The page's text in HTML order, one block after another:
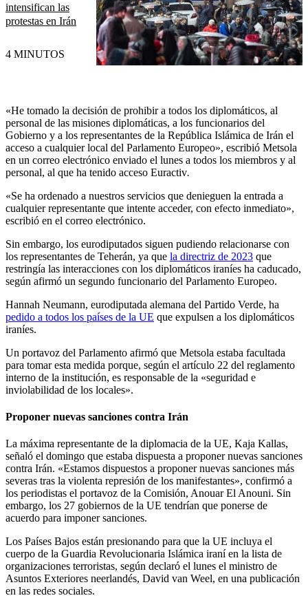
intensifican las
protestas en Irán
4 MINUTOS
«He tomado la decisión de prohibir a todos los diplomáticos, al
personal de las misiones diplomáticas, a los funcionarios del
Gobierno y a los representantes de la República Islámica de Irán el
acceso a cualquier local del Parlamento Europeo», escribió Metsola
en un correo electrónico enviado el lunes a todos los miembros y al
personal, al que ha tenido acceso Euractiv.
«Se ha ordenado a nuestros servicios que denieguen la entrada a
cualquier representante que intente acceder, con efecto inmediato»,
escribió en el correo electrónico.
Sin embargo, los eurodiputados siguen pudiendo relacionarse con
los representantes de Teherán, ya que la directriz de 2023 que
restringía las interacciones con los diplomáticos iraníes ha caducado,
según afirmó un segundo funcionario del Parlamento Europeo.
Hannah Neumann, eurodiputada alemana del Partido Verde, ha
pedido a todos los países de la UE que expulsen a los diplomáticos
iraníes.
Un portavoz del Parlamento afirmó que Metsola estaba facultada
para tomar esta medida porque, según el artículo 22 del reglamento
interno de la institución, es responsable de la «seguridad e
inviolabilidad de los locales».
Proponer nuevas sanciones contra Irán
La máxima representante de la diplomacia de la UE, Kaja Kallas,
señaló el domingo que estaba dispuesta a proponer nuevas sanciones
contra Irán. «Estamos dispuestos a proponer nuevas sanciones más
severas tras la violenta represión de los manifestantes», confirmó a
los periodistas el portavoz de la Comisión, Anouar El Anouni. Sin
embargo, los 27 gobiernos de la UE tendrían que ponerse de
acuerdo para imponer sanciones.
Los Países Bajos están presionando para que la UE incluya el
cuerpo de la Guardia Revolucionaria Islámica iraní en la lista de
organizaciones terroristas, según declaró el lunes el ministro de
Asuntos Exteriores neerlandés, David van Weel, en una publicación
en las redes sociales.